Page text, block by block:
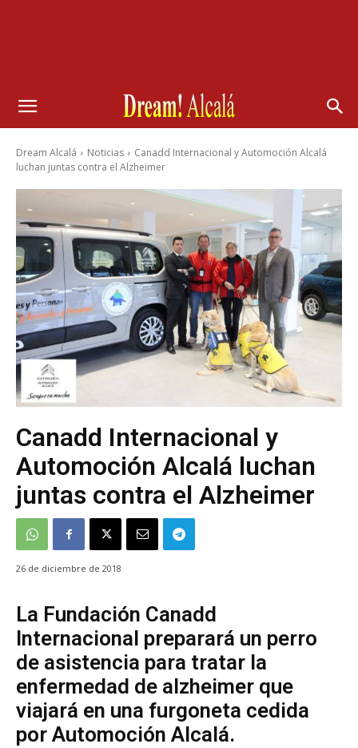
Dream Alcalá Noticias
Canadd Internacional y Automoción Alcalá
luchan juntas contra el Alzheimer
Canadd Internacional y
Automoción Alcalá luchan
juntas contra el Alzheimer
26 de diciembre de 2018
La Fundación Canadd
Internacional preparará un perro
de asistencia para tratar la
enfermedad de alzheimer que
viajará en una furgoneta cedida
por Automoción Alcalá.